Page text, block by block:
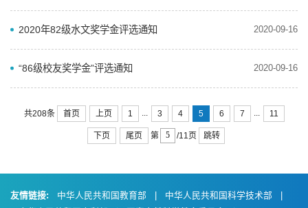
2020年82级水文奖学金评选通知 2020-09-16
“86级校友奖学金”评选通知 2020-09-16
共208条 首页 上页 1 ... 3 4 5 6 7 ... 11
下页 尾页 第 /11页 跳转
友情链接: 中华人民共和国教育部 中华人民共和国科学技术部